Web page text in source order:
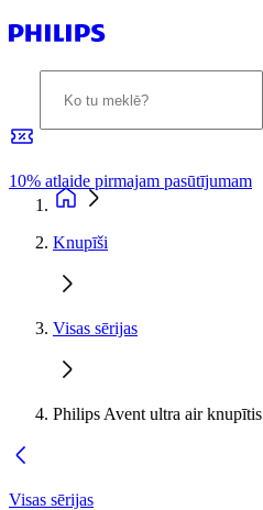
10% atlaide pirmajam pasūtījumam
Knupīši
Visas sērijas
Philips Avent ultra air knupītis
Visas sērijas